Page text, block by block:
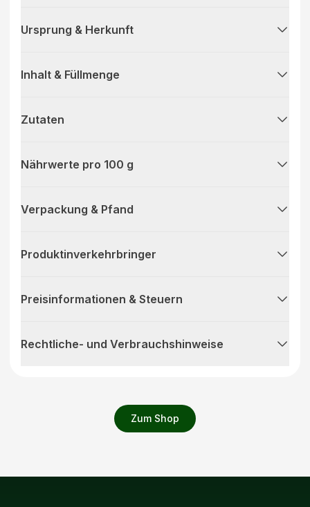
Zum Shop
Ursprung & Herkunft
Inhalt & Füllmenge
Zutaten
Nährwerte pro 100 g
Verpackung & Pfand
Produktinverkehrbringer
Preisinformationen & Steuern
Rechtliche- und Verbrauchshinweise